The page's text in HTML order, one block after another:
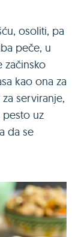
osoliti, pa
peče, u
začinsko
kao ona za
serviranje,
uz
da se